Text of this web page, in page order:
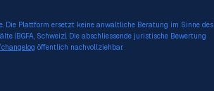
Die Plattform ersetzt keine anwaltliche Beratung im Sinne des
(BGFA, Schweiz). Die abschliessende juristische Bewertung
öffentlich nachvollziehbar.